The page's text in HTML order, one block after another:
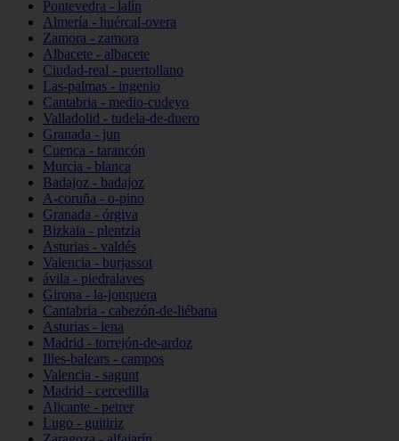
Pontevedra - lalín
Almería - huércal-overa
Zamora - zamora
Albacete - albacete
Ciudad-real - puertollano
Las-palmas - ingenio
Cantabria - medio-cudeyo
Valladolid - tudela-de-duero
Granada - jun
Cuenca - tarancón
Murcia - blanca
Badajoz - badajoz
A-coruña - o-pino
Granada - órgiva
Bizkaia - plentzia
Asturias - valdés
Valencia - burjassot
ávila - piedralaves
Girona - la-jonquera
Cantabria - cabezón-de-liébana
Asturias - lena
Madrid - torrejón-de-ardoz
Illes-balears - campos
Valencia - sagunt
Madrid - cercedilla
Alicante - petrer
Lugo - guitiriz